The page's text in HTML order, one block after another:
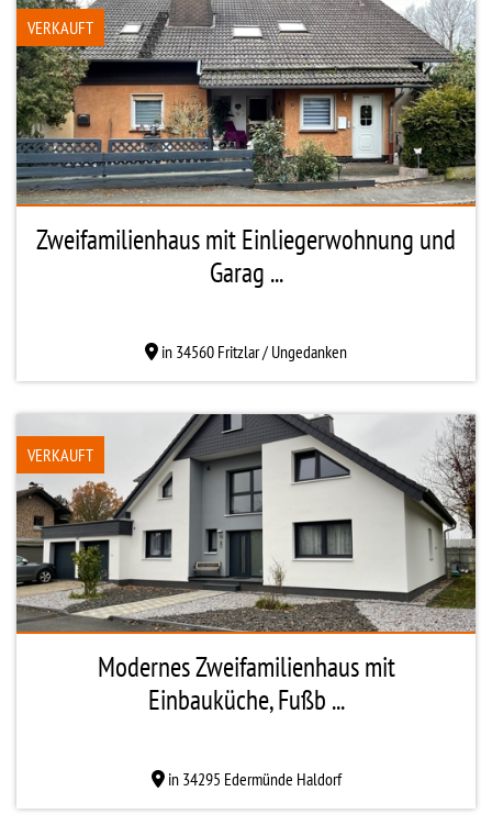
VERKAUFT
Zweifamilienhaus mit Einliegerwohnung und
Garag ...
in 34560 Fritzlar / Ungedanken
VERKAUFT
Modernes Zweifamilienhaus mit
Einbauküche, Fußb ...
in 34295 Edermünde Haldorf